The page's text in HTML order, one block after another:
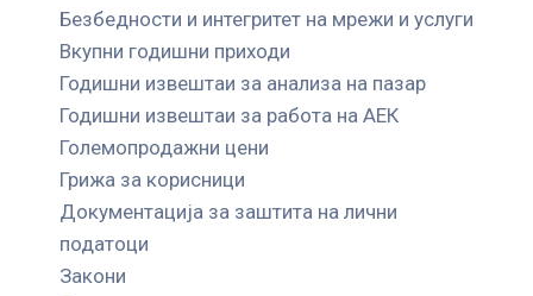
Безбедности и интегритет на мрежи и услуги
Вкупни годишни приходи
Годишни извештаи за анализа на пазар
Годишни извештаи за работа на АЕК
Големопродажни цени
Грижа за корисници
Документација за заштита на лични
податоци
Закони